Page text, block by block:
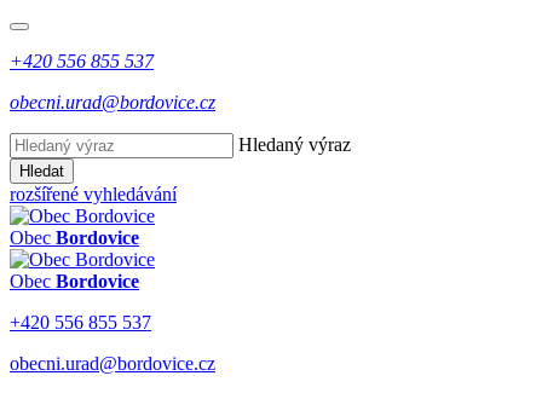
+420 556 855 537
obecni.urad@bordovice.cz
Hledaný výraz
Hledat
rozšířené vyhledávání
Obec Bordovice
Obec Bordovice
+420 556 855 537
obecni.urad@bordovice.cz